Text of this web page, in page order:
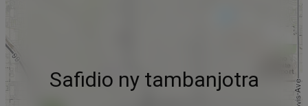
Safidio ny tambanjotra